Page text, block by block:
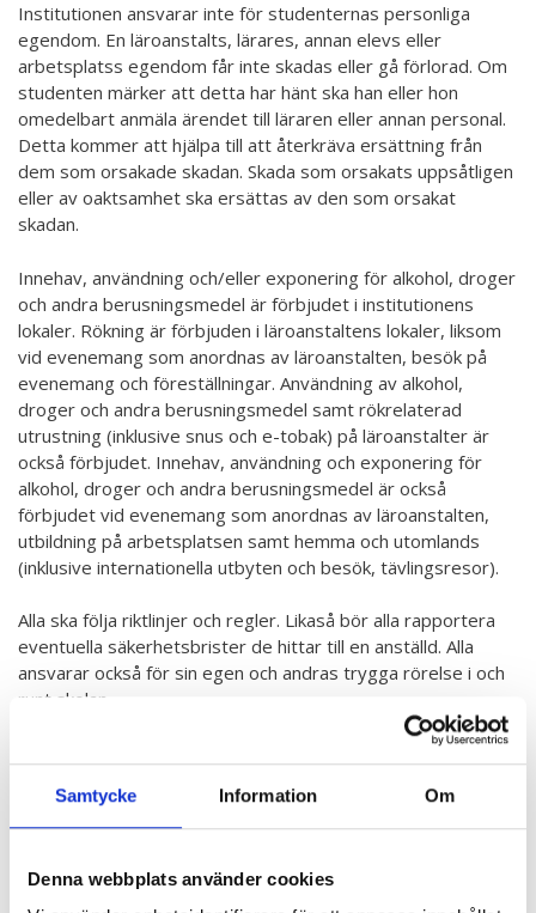
Samtycke Information Om
Denna webbplats använder cookies
Institutionen ansvarar inte för studenternas personliga
egendom. En läroanstalts, lärares, annan elevs eller
arbetsplatss egendom får inte skadas eller gå förlorad. Om
studenten märker att detta har hänt ska han eller hon
omedelbart anmäla ärendet till läraren eller annan personal.
Detta kommer att hjälpa till att återkräva ersättning från
dem som orsakade skadan. Skada som orsakats uppsåtligen
eller av oaktsamhet ska ersättas av den som orsakat
skadan.
Innehav, användning och/eller exponering för alkohol, droger
och andra berusningsmedel är förbjudet i institutionens
lokaler. Rökning är förbjuden i läroanstaltens lokaler, liksom
vid evenemang som anordnas av läroanstalten, besök på
evenemang och föreställningar. Användning av alkohol,
droger och andra berusningsmedel samt rökrelaterad
utrustning (inklusive snus och e-tobak) på läroanstalter är
också förbjudet. Innehav, användning och exponering för
alkohol, droger och andra berusningsmedel är också
förbjudet vid evenemang som anordnas av läroanstalten,
utbildning på arbetsplatsen samt hemma och utomlands
(inklusive internationella utbyten och besök, tävlingsresor).
Alla ska följa riktlinjer och regler. Likaså bör alla rapportera
eventuella säkerhetsbrister de hittar till en anställd. Alla
ansvarar också för sin egen och andras trygga rörelse i och
runt skolan.
Parkering för bilar, motorcyklar, mopeder och skotrar är
fordon inom utbildningsinstitutionens territorium under
studiedagen är förbjuden. Särskild försiktighet måste iakttas
såväl som allmänna trafikbestämmelser.